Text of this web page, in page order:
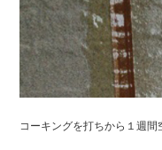
コーキングを打ちから１週間